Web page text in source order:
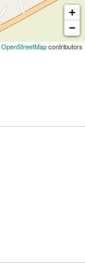
+
−
OpenStreetMapcontributors